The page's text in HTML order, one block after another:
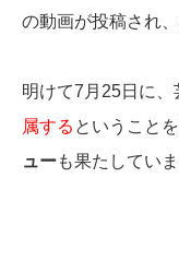
の動画が投稿され
明けて7月25日に、
属する ということ
ューも果たしていま